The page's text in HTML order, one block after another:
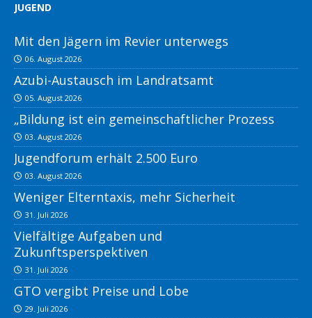
JUGEND
Mit den Jägern im Revier unterwegs
06. August 2026
Azubi-Austausch im Landratsamt
05. August 2026
„Bildung ist ein gemeinschaftlicher Prozess
03. August 2026
Jugendforum erhält 2.500 Euro
03. August 2026
Weniger Elterntaxis, mehr Sicherheit
31. Juli 2026
Vielfältige Aufgaben und
Zukunftsperspektiven
31. Juli 2026
GTO vergibt Preise und Lobe
29. Juli 2026